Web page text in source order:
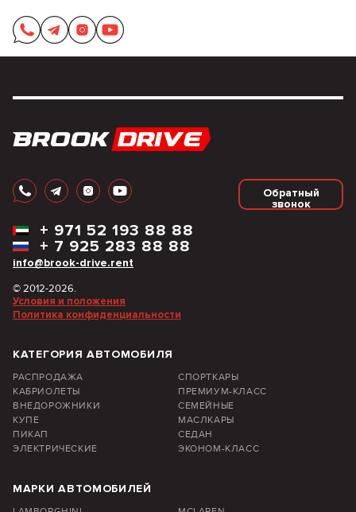
Обратный
звонок
info@brook-drive.rent
+ 7 925 283 88 88
+ 971 52 193 88 88
© 2012-2026.
Условия и положения
Политика конфиденциальности
КАТЕГОРИЯ АВТОМОБИЛЯ
РАСПРОДАЖА
СПОРТКАРЫ
КАБРИОЛЕТЫ
ПРЕМИУМ-КЛАСС
ВНЕДОРОЖНИКИ
СЕМЕЙНЫЕ
КУПЕ
МАСЛКАРЫ
ПИКАП
СЕДАН
ЭЛЕКТРИЧЕСКИЕ
ЭКОНОМ-КЛАСС
МАРКИ АВТОМОБИЛЕЙ